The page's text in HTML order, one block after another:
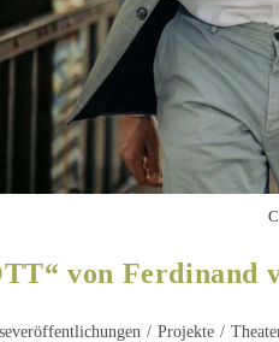
von Ferdinand
/ Projekte /